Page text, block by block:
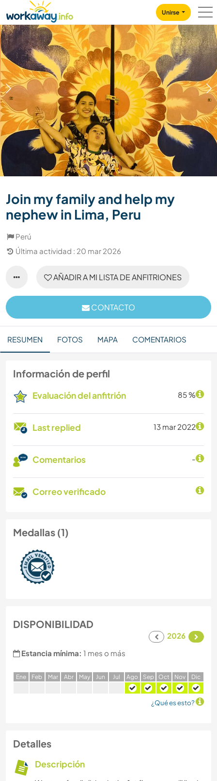
CONTENT
MAIN NAVIGATION
Unirse
1/2
Join my family and help my
nephew in Lima, Peru
Perú
Última actividad : 20 mar 2026
AÑADIR A MI LISTA DE ANFITRIONES
CONTACTO
RESUMEN FOTOS MAPA COMENTARIOS
Información de perfil
Evaluación del anfitrión 85 %
Last replied 13 mar 2022
Comentarios -
Correo verificado
Medallas (1)
DISPONIBILIDAD
2026
Estancia mínima: 1 mes o más
Ene Feb Mar Abr May Jun Jul Ago Sep Oct Nov Dic
¿Qué es esto?
Detalles
Descripción